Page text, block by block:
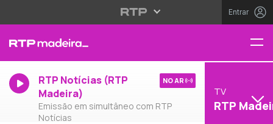
Entrar
RTP Notícias (RTP
Madeira)
Emissão em simultâneo com RTP
Notícias
NO AR
TV
RTP